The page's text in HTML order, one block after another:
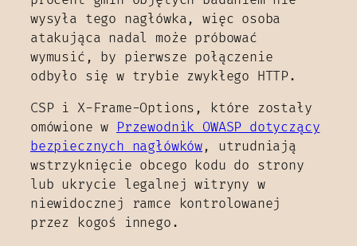
wysyła tego nagłówka, więc osoba
atakująca nadal może próbować
wymusić, by pierwsze połączenie
odbyło się w trybie zwykłego HTTP.
CSP i X-Frame-Options, które zostały
omówione w Przewodnik OWASP dotyczący
bezpiecznych nagłówków , utrudniają
wstrzyknięcie obcego kodu do strony
lub ukrycie legalnej witryny w
niewidocznej ramce kontrolowanej
przez kogoś innego.